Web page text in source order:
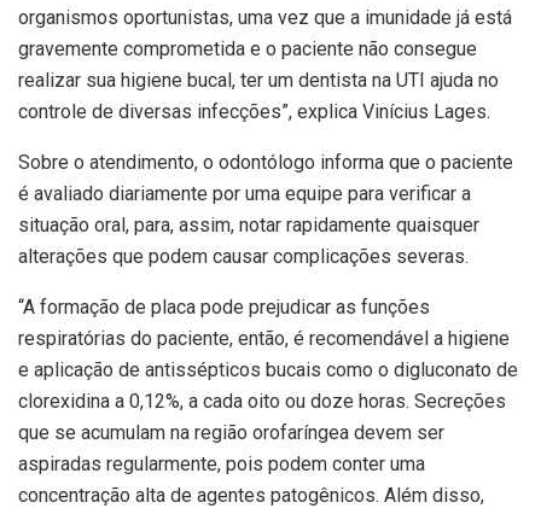
organismos oportunistas, uma vez que a imunidade já está
gravemente comprometida e o paciente não consegue
realizar sua higiene bucal, ter um dentista na UTI ajuda no
controle de diversas infecções”, explica Vinícius Lages.
Sobre o atendimento, o odontólogo informa que o paciente
é avaliado diariamente por uma equipe para verificar a
situação oral, para, assim, notar rapidamente quaisquer
alterações que podem causar complicações severas.
“A formação de placa pode prejudicar as funções
respiratórias do paciente, então, é recomendável a higiene
e aplicação de antissépticos bucais como o digluconato de
clorexidina a 0,12%, a cada oito ou doze horas. Secreções
que se acumulam na região orofaríngea devem ser
aspiradas regularmente, pois podem conter uma
concentração alta de agentes patogênicos. Além disso,